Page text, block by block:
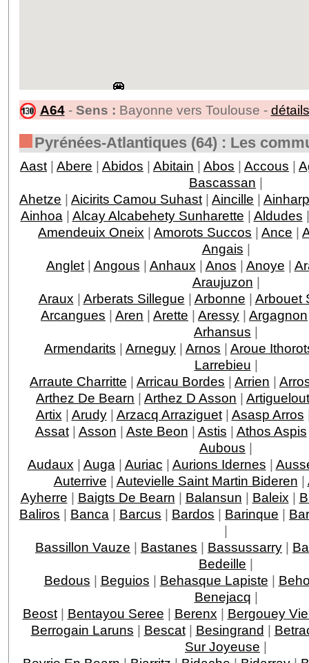
A64- Sens : Bayonne vers Toulouse - détails
Pyrénées-Atlantiques (64) : Les
Aast | Abere | Abidos | Abitain | Abos | Accous |
Bascassan |
Ahetze | Aicirits Camou Suhast | Aincille | Ainharp
Ainhoa | Alcay Alcabehety Sunharette | Aldudes
Amendeuix Oneix | Amorots Succos | Ance |
Angais |
Anglet| Angous | Anhaux | Anos | Anoye |
Araujuzon |
Araux | Arberats Sillegue | Arbonne | Arbouet
Arcangues | Aren | Arette | Aressy | Argagnon
Arhansus |
Armendarits | Arneguy | Arnos | Aroue
Larrebieu |
Arraute Charritte | Arricau Bordes | Arrien |
Arthez De Bearn | Arthez D Asson |
Artix | Arudy| Arzacq Arraziguet| Asasp Arros
Assat| Asson | Aste Beon | Astis | Athos Aspis
Aubous |
Audaux | Auga | Auriac | Aurions Idernes |
Auterrive | Autevielle Saint Martin Bideren |
Ayherre | Baigts De Bearn | Balansun | Baleix |
Baliros | Banca | Barcus | Bardos | Barinque |
|
Bassillon Vauze | Bastanes | Bassussarry |
Bedeille |
Bedous | Beguios | Behasque Lapiste |
Benejacq |
Beost| Bentayou Seree | Berenx | Bergouey
Berrogain Laruns | Bescat| Besingrand |
Sur Joyeuse |